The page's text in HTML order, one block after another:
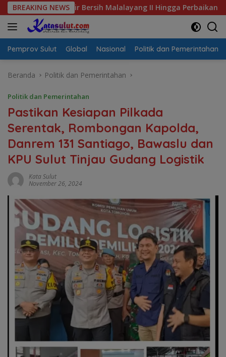
Langsung
ke
konten
BREAKING NEWS
Air Bersih Malalayang II Hingga Perbaikan Infrastruktur
Pemprov Sulut Global Nasional Politik dan Pemerintahan
Beranda Politik dan Pemerintahan
Politik dan Pemerintahan
Pastikan Kesiapan Pilkada
Serentak, Rombongan Kapolda,
Danrem 131 Santiago, Bawaslu dan
KPU Sulut Tinjau Gudang Logistik
Kata Sulut
November 26, 2024